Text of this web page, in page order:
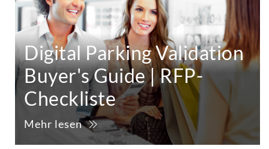
Digital Parking Validation
Buyer's Guide | RFP-
Checkliste
Mehr lesen